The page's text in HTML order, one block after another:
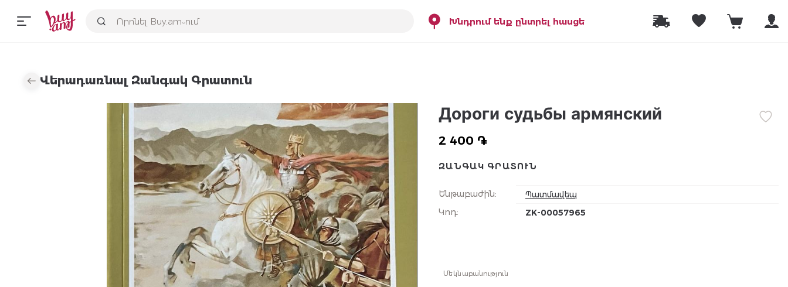
Խնդրում ենք ընտրել հասցե
Վերադառնալ Զանգակ Գրատուն
Дороги судьбы армянский
2 400 ֏
ԶԱՆԳԱԿ ԳՐԱՏՈՒՆ
Ենթաբաժին:
Պատմավեպ
Կոդ: ZK-00057965
Մեկնաբանություն